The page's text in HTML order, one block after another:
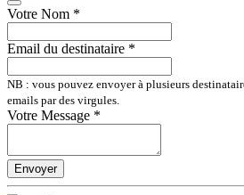
Votre Nom *
Email du destinataire *
NB : vous pouvez envoyer à plusieurs
emails par des virgules.
Votre Message *
Envoyer